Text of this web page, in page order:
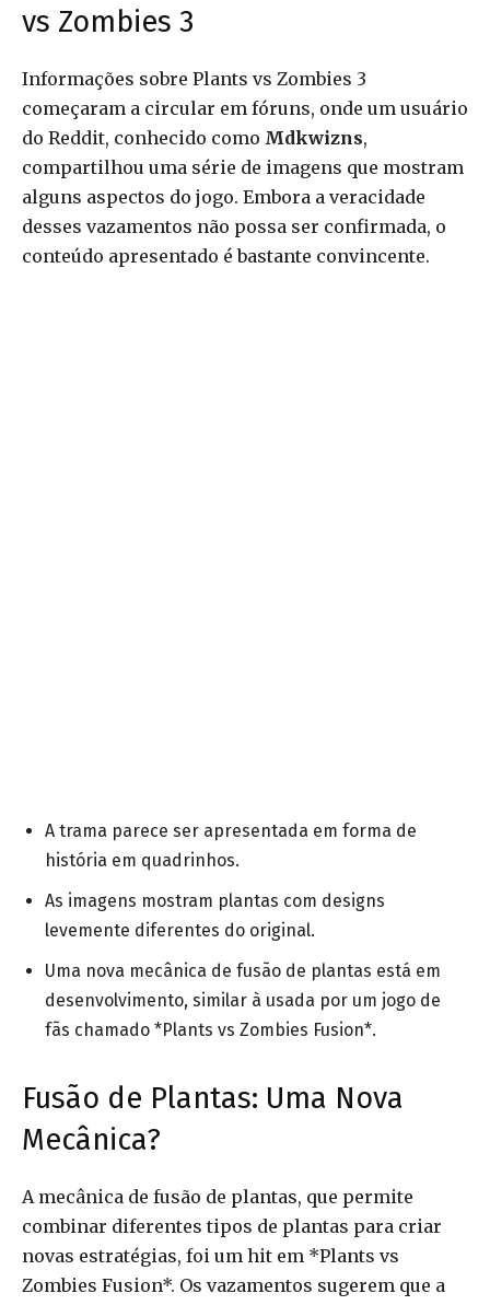
vs Zombies 3
Informações sobre Plants vs Zombies 3
começaram a circular em fóruns, onde um usuário
do Reddit, conhecido como Mdkwizns,
compartilhou uma série de imagens que mostram
alguns aspectos do jogo. Embora a veracidade
desses vazamentos não possa ser confirmada, o
conteúdo apresentado é bastante convincente.
A trama parece ser apresentada em forma de
história em quadrinhos.
As imagens mostram plantas com designs
levemente diferentes do original.
Uma nova mecânica de fusão de plantas está em
desenvolvimento, similar à usada por um jogo de
fãs chamado *Plants vs Zombies Fusion*.
Fusão de Plantas: Uma Nova
Mecânica?
A mecânica de fusão de plantas, que permite
combinar diferentes tipos de plantas para criar
novas estratégias, foi um hit em *Plants vs
Zombies Fusion*. Os vazamentos sugerem que a